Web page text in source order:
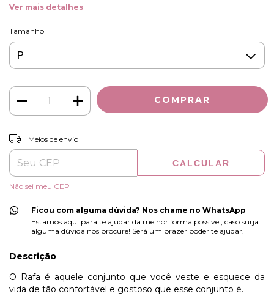
Ver mais detalhes
Tamanho
Entregas para o CEP:
Meios de envio
CALCULAR
Não sei meu CEP
Ficou com alguma dúvida? Nos chame no WhatsApp
Estamos aqui para te ajudar da melhor forma possível, caso surja
alguma dúvida nos procure! Será um prazer poder te ajudar.
Descrição
O Rafa é aquele conjunto que você veste e esquece da
vida de tão confortável e gostoso que esse conjunto é.